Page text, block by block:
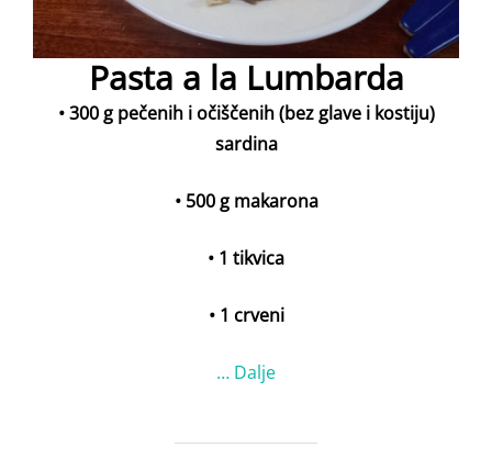
Pasta a la Lumbarda
• 300 g pečenih i očiščenih (bez glave i kostiju)
sardina
• 500 g makarona
• 1 tikvica
• 1 crveni
… Dalje